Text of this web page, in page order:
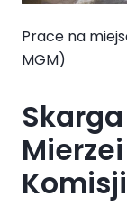
Prace na
MGM)